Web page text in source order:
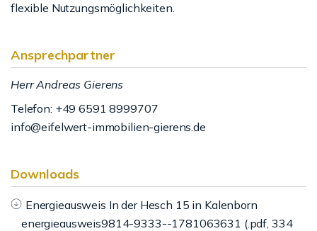
flexible Nutzungsmöglichkeiten.
Ansprechpartner
Herr Andreas Gierens
Telefon: +49 6591 8999707
info@eifelwert-immobilien-gierens.de
Downloads
Energieausweis In der Hesch 15 in Kalenborn
energieausweis9814-9333--1781063631 (.pdf, 334